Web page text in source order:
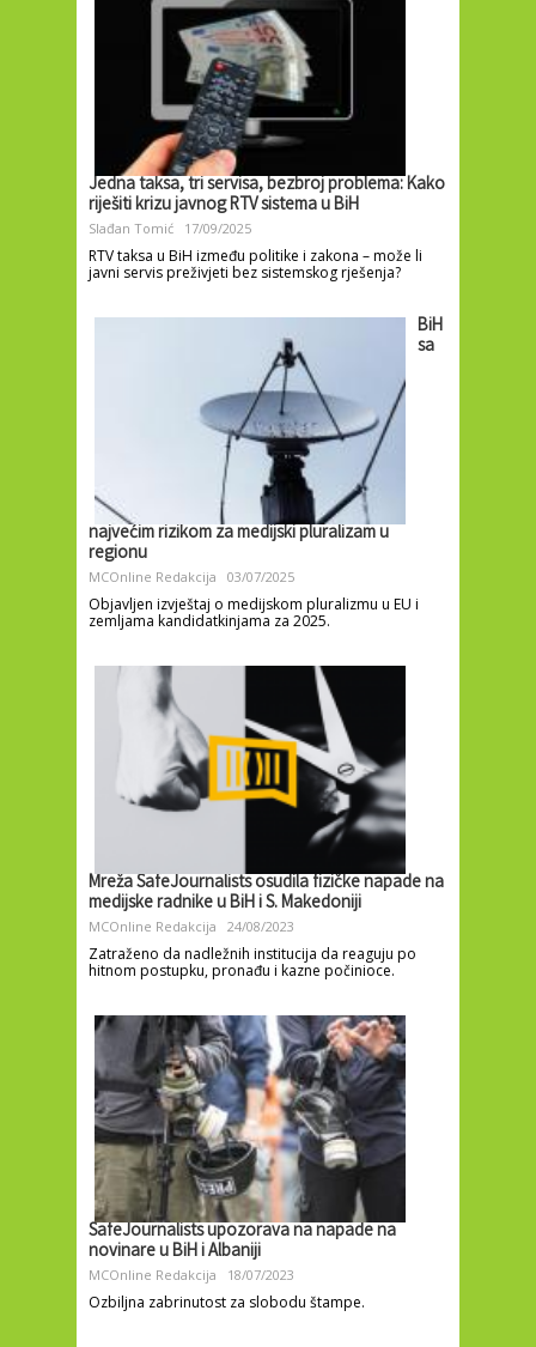
Jedna taksa, tri servisa, bezbroj problema: Kako
riješiti krizu javnog RTV sistema u BiH
Slađan Tomić 17/09/2025
RTV taksa u BiH između politike i zakona – može li
javni servis preživjeti bez sistemskog rješenja?
BiH
sa
najvećim rizikom za medijski pluralizam u
regionu
MCOnline Redakcija 03/07/2025
Objavljen izvještaj o medijskom pluralizmu u EU i
zemljama kandidatkinjama za 2025.
Mreža SafeJournalists osudila fizičke napade na
medijske radnike u BiH i S. Makedoniji
MCOnline Redakcija 24/08/2023
Zatraženo da nadležnih institucija da reaguju po
hitnom postupku, pronađu i kazne počinioce.
SafeJournalists upozorava na napade na
novinare u BiH i Albaniji
MCOnline Redakcija 18/07/2023
Ozbiljna zabrinutost za slobodu štampe.